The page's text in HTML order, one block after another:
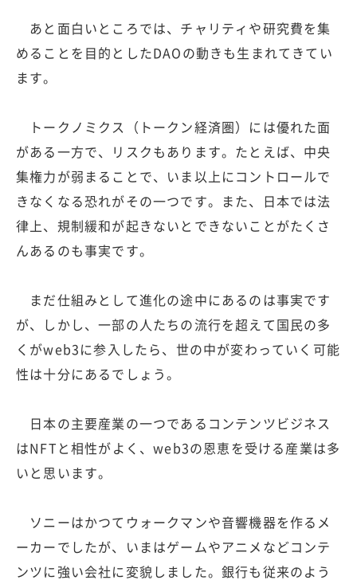
あと面白いところでは、チャリティや研究費を集
めることを目的としたDAOの動きも生まれてきてい
ます。
トークノミクス（トークン経済圏）には優れた面
がある一方で、リスクもあります。たとえば、中央
集権力が弱まることで、いま以上にコントロールで
きなくなる恐れがその一つです。また、日本では法
律上、規制緩和が起きないとできないことがたくさ
んあるのも事実です。
まだ仕組みとして進化の途中にあるのは事実です
が、しかし、一部の人たちの流行を超えて国民の多
くがweb3に参入したら、世の中が変わっていく可能
性は十分にあるでしょう。
日本の主要産業の一つであるコンテンツビジネス
はNFTと相性がよく、web3の恩恵を受ける産業は多
いと思います。
ソニーはかつてウォークマンや音響機器を作るメ
ーカーでしたが、いまはゲームやアニメなどコンテ
ンツに強い会社に変貌しました。銀行も従来のよう